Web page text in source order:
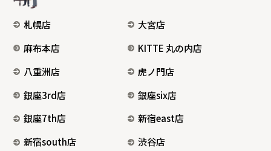
札幌店
大宮店
麻布本店
KITTE 丸の内店
八重洲店
虎ノ門店
銀座3rd店
銀座six店
銀座7th店
新宿east店
新宿south店
渋谷店